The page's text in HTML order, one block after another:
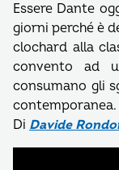
Essere Dante
giorni perché è
clochard alla
convento ad
consumano gli
contemporanea.
Di Davide